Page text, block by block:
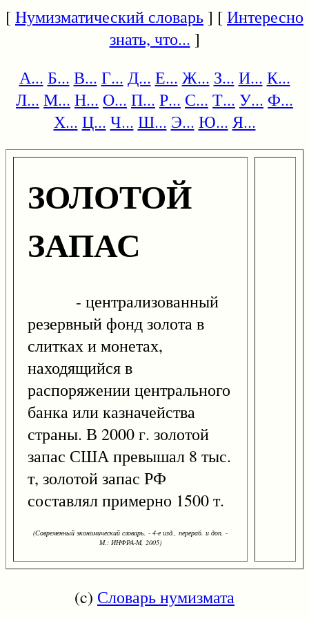
[Нумизматический словарь] [Интересно
знать, что... ]
А... Б... В... Г... Д... Е... Ж... З... И... К...
Л... М... Н... О... П... Р... С... Т... У... Ф...
Х... Ц... Ч... Ш... Э... Ю... Я...
ЗОЛОТОЙ
ЗАПАС
- централизованный
резервный фонд золота в
слитках и монетах,
находящийся в
распоряжении центрального
банка или казначейства
страны. В 2000 г. золотой
запас США превышал 8 тыс.
т, золотой запас РФ
составлял примерно 1500 т.
(Современный экономический словарь. - 4-е изд., перераб. и доп. -
М.: ИНФРА-М, 2005)
(c) Словарь нумизмата